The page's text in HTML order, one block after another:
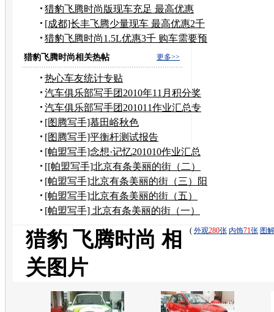
2000元
猎豹飞腾时尚版现车充足 最高优惠
8000元
[成都]长丰飞腾少量现车 最高优惠2千
元
猎豹飞腾时尚1.5L优惠3千 购车需要预
定
更多>>
猎豹飞腾时尚相关热帖
热心车友统计专贴
汽车俱乐部写手团2010年11月积分奖
励申请
汽车俱乐部写手团201011作业汇总专
贴
[图腾写手]慕田峪秋色
[图腾写手]平衡杆测试报告
[帕盟写手]念想·记忆201010作业汇总
[[帕盟写手]北京有条美丽的街（二）
到奶奶家作客
[帕盟写手]北京有条美丽的街（三）阳
台上观望美景
[帕盟写手]北京有条美丽的街（五）
——风水宝地
[帕盟写手] 北京有条美丽的街（一）
( 外观280张 内饰71张 图解
猎豹 飞腾时尚 相
关图片